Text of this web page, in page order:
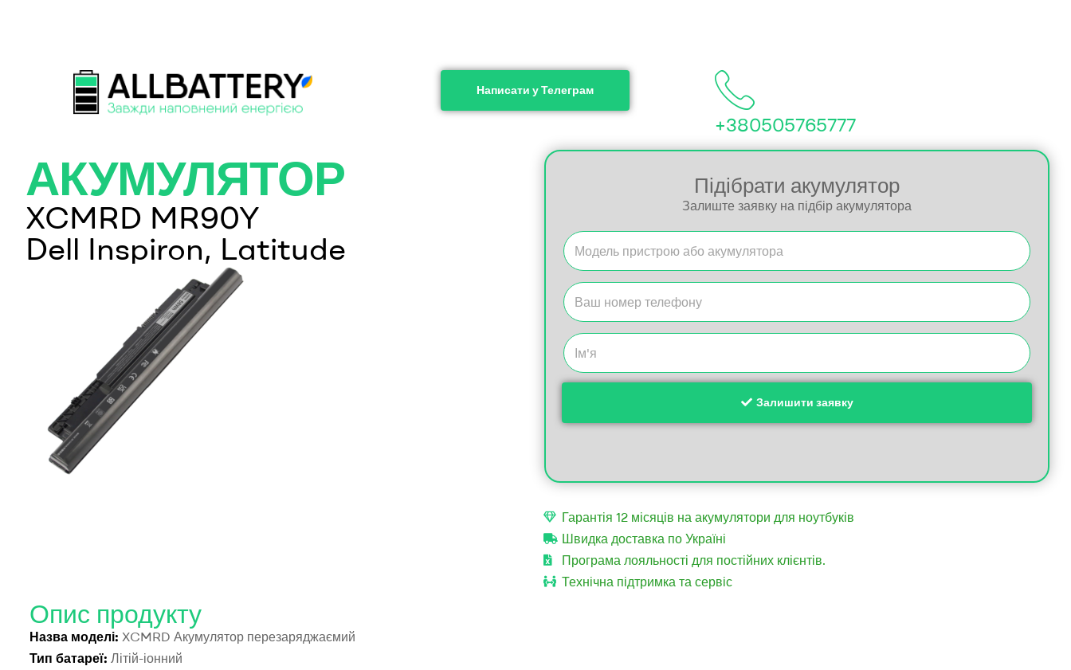
Написати у Телеграм
+380505765777
АКУМУЛЯТОР
XCMRD MR90Y
Dell Inspiron, Latitude
Підібрати акумулятор
Залиште заявку на підбір акумулятора
Залишити заявку
Гарантія 12 місяців на акумулятори для ноутбуків
Швидка доставка по Україні
Програма лояльності для постійних клієнтів.
Технічна підтримка та сервіс
Опис продукту
Назва моделі: XCMRD Акумулятор перезаряджаємий
Тип батареї: Літій-іонний